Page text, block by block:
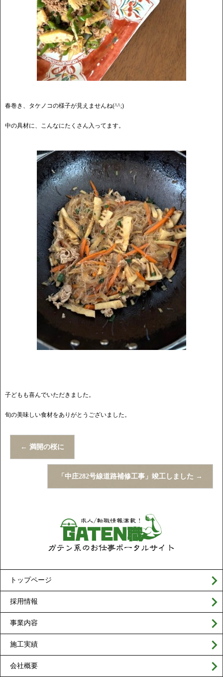
春巻き、タケノコの様子が見えませんね(^^;)
中の具材に、こんなにたくさん入ってます。
子どもも喜んでいただきました。
旬の美味しい食材をありがとうございました。
← 満開の桜に
「中庄282号線道路補修工事」竣工しました →
トップページ
採用情報
事業内容
施工実績
会社概要